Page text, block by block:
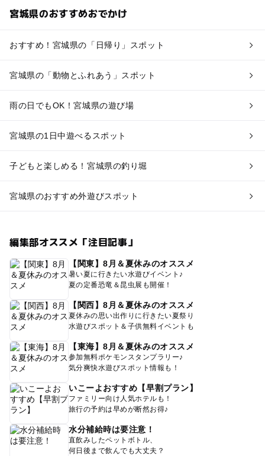
宮城県のおすすめおでかけ
おすすめ！宮城県の「日帰り」スポット
宮城県の「動物とふれあう」スポット
雨の日でもOK！宮城県の遊び場
宮城県の1日中遊べるスポット
子どもと楽しめる！宮城県の釣り堀
宮城県のおすすめ外遊びスポット
編集部オススメ「注目記事」
【関東】8月＆夏休みのオススメ
暑い夏に行きたい水遊びイベント♪
夏の定番恐竜＆昆虫展も開催！
【関西】8月＆夏休みのオススメ
夏休みの思い出作りに行きたい夏祭り
水遊びスポット＆子供無料イベントも
【東海】8月＆夏休みのオススメ
参加無料ポケモンスタンプラリー♪
気分爽快水遊びスポット情報も！
いこーよおすすめ【早割プラン】
ファミリー向け人気ホテルも！
旅行の予約は早めが断然お得♪
水分補給時は要注意！
直飲みしたペットボトル、
何日後まで飲んでも大丈夫？